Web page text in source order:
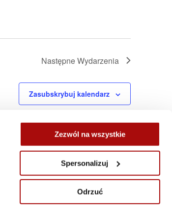
Zezwól na wszystkie
Spersonalizuj
Odrzuć
NastępneWydarzenia
Zasubskrybuj kalendarz